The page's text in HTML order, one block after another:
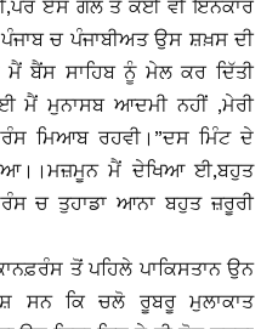
ਏਸ ਗੱਲ ਤੋਂ ਕੋਈ ਵੀ ਇਨਕਾਰ
ਪੰਜਾਬ ਚ ਪੰਜਾਬੀਅਤ ਉਸ ਸ਼ਖ਼ਸ ਦੀ
ਬੈਂਸ ਸਾਹਿਬ ਨੂੰ ਮੇਲ ਕਰ ਦਿੱਤੀ
ਮੈਂ ਮੁਨਾਸਬ ਆਦਮੀ ਨਹੀਂ ,ਮੇਰੀ
ਮਿਆਬ ਰਹਵੀ।”ਦਸ ਮਿੰਟ ਦੇ
ਮੈਂ ਦੇਖਿਆ ਈ,ਬਹੁਤ
ਚ ਤੁਹਾਡਾ ਆਨਾ ਬਹੁਤ ਜ਼ਰੂਰੀ
ਤੋਂ ਪਹਿਲੇ ਪਾਕਿਸਤਾਨ ਉਨ
ਸਨ ਕਿ ਚਲੋ ਰੂਬਰੂ ਮੁਲਾਕਾਤ